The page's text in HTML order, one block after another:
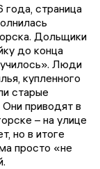
страница
Дольщики
до конца
Люди
купленного
старые
приводят в
– на улице
но в итоге
просто «не